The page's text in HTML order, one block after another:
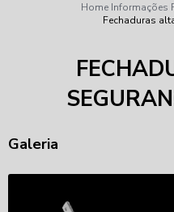
Home Informações
Fechaduras
Galeria